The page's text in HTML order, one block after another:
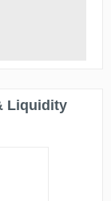
Liquidity